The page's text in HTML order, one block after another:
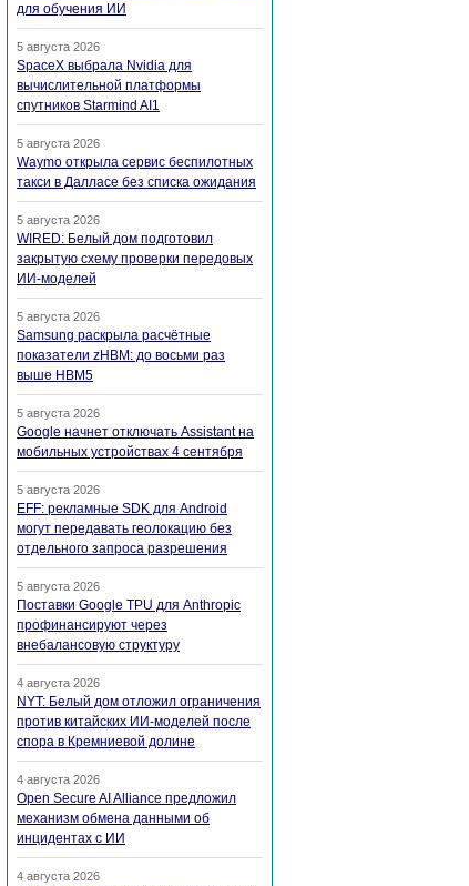
для обучения ИИ
5 августа 2026
SpaceX выбрала Nvidia для
вычислительной платформы
спутников Starmind AI1
5 августа 2026
Waymo открыла сервис беспилотных
такси в Далласе без списка ожидания
5 августа 2026
WIRED: Белый дом подготовил
закрытую схему проверки передовых
ИИ-моделей
5 августа 2026
Samsung раскрыла расчётные
показатели zHBM: до восьми раз
выше HBM5
5 августа 2026
Google начнет отключать Assistant на
мобильных устройствах 4 сентября
5 августа 2026
EFF: рекламные SDK для Android
могут передавать геолокацию без
отдельного запроса разрешения
5 августа 2026
Поставки Google TPU для Anthropic
профинансируют через
внебалансовую структуру
4 августа 2026
NYT: Белый дом отложил ограничения
против китайских ИИ-моделей после
спора в Кремниевой долине
4 августа 2026
Open Secure AI Alliance предложил
механизм обмена данными об
инцидентах с ИИ
4 августа 2026